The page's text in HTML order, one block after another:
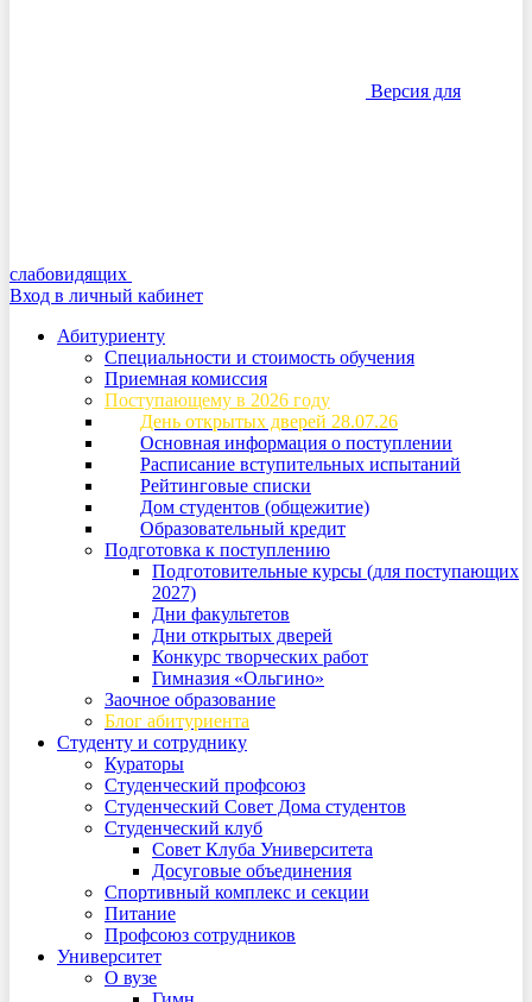
Версия для
слабовидящих
Вход в личный кабинет
Абитуриенту
Специальности и стоимость обучения
Приемная комиссия
Поступающему в 2026 году
День открытых дверей 28.07.26
Основная информация о поступлении
Расписание вступительных испытаний
Рейтинговые списки
Дом студентов (общежитие)
Образовательный кредит
Подготовка к поступлению
Подготовительные курсы (для поступающих
2027)
Дни факультетов
Дни открытых дверей
Конкурс творческих работ
Гимназия «Ольгино»
Заочное образование
Блог абитуриента
Студенту и сотруднику
Кураторы
Студенческий профсоюз
Студенческий Совет Дома студентов
Студенческий клуб
Совет Клуба Университета
Досуговые объединения
Спортивный комплекс и секции
Питание
Профсоюз сотрудников
Университет
О вузе